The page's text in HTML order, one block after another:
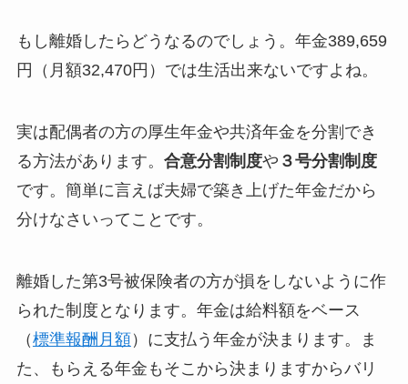
もし離婚したらどうなるのでしょう。年金389,659
円（月額32,470円）では生活出来ないですよね。
実は配偶者の方の厚生年金や共済年金を分割でき
る方法があります。 合意分割制度や ３号分割制度
です。簡単に言えば夫婦で築き上げた年金だから
分けなさいってことです。
離婚した第3号被保険者の方が損をしないように作
られた制度となります。年金は給料額をベース
（標準報酬月額）に支払う年金が決まります。ま
た、もらえる年金もそこから決まりますからバリ